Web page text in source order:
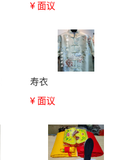
¥ 面议
寿衣
¥ 面议